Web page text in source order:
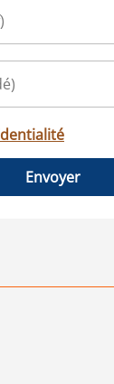
Envoyer